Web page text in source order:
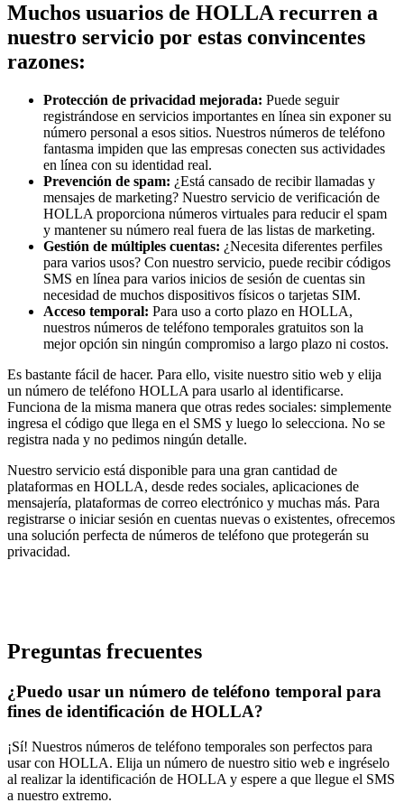
Muchos usuarios de HOLLA recurren a
nuestro servicio por estas convincentes
razones:
Protección de privacidad mejorada: Puede seguir
registrándose en servicios importantes en línea sin exponer su
número personal a esos sitios. Nuestros números de teléfono
fantasma impiden que las empresas conecten sus actividades
en línea con su identidad real.
Prevención de spam: ¿Está cansado de recibir llamadas y
mensajes de marketing? Nuestro servicio de verificación de
HOLLA proporciona números virtuales para reducir el spam
y mantener su número real fuera de las listas de marketing.
Gestión de múltiples cuentas: ¿Necesita diferentes perfiles
para varios usos? Con nuestro servicio, puede recibir códigos
SMS en línea para varios inicios de sesión de cuentas sin
necesidad de muchos dispositivos físicos o tarjetas SIM.
Acceso temporal: Para uso a corto plazo en HOLLA,
nuestros números de teléfono temporales gratuitos son la
mejor opción sin ningún compromiso a largo plazo ni costos.
Es bastante fácil de hacer. Para ello, visite nuestro sitio web y elija
un número de teléfono HOLLA para usarlo al identificarse.
Funciona de la misma manera que otras redes sociales: simplemente
ingresa el código que llega en el SMS y luego lo selecciona. No se
registra nada y no pedimos ningún detalle.
Nuestro servicio está disponible para una gran cantidad de
plataformas en HOLLA, desde redes sociales, aplicaciones de
mensajería, plataformas de correo electrónico y muchas más. Para
registrarse o iniciar sesión en cuentas nuevas o existentes, ofrecemos
una solución perfecta de números de teléfono que protegerán su
privacidad.
Preguntas frecuentes
¿Puedo usar un número de teléfono temporal para
fines de identificación de HOLLA?
¡Sí! Nuestros números de teléfono temporales son perfectos para
usar con HOLLA. Elija un número de nuestro sitio web e ingréselo
al realizar la identificación de HOLLA y espere a que llegue el SMS
a nuestro extremo.